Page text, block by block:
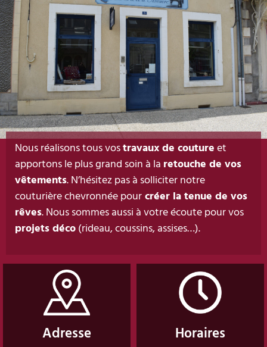
Nous réalisons tous vostravaux de coutureet
apportons le plus grand soin à la retouche de vos
vêtements. N’hésitez pas à solliciter notre
couturière chevronnée pourcréer la tenue de vos
rêves. Nous sommes aussi à votre écoute pour vos
projets déco(rideau, coussins, assises…).
Adresse Horaires